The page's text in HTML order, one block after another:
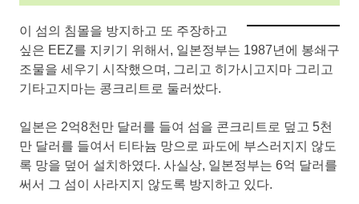
이 섬의 침몰을 방지하고 또 주장하고
싶은 EEZ를 지키기 위해서, 일본정부는 1987년에 봉쇄구
조물을 세우기 시작했으며, 그리고 히가시고지마 그리고
기타고지마는 콩크리트로 둘러쌌다.
일본은 2억8천만 달러를 들여 섬을 콘크리트로 덮고 5천
만 달러를 들여서 티타늄 망으로 파도에 부스러지지 않도
록 망을 덮어 설치하였다. 사실상, 일본정부는 6억 달러를
써서 그 섬이 사라지지 않도록 방지하고 있다.